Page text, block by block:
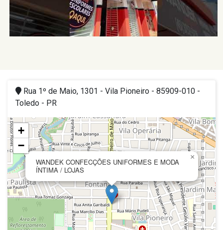
Rua 1º de Maio, 1301 - Vila Pioneiro - 85909-010 -
Toledo - PR
WANDEK CONFECÇÕES UNIFORMES E MODA
ÍNTIMA / LOJAS
×
+
−